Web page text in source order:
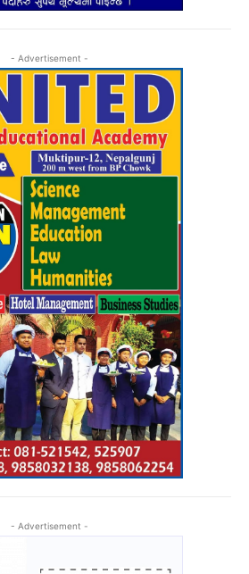
- Advertisement -
- Advertisement -